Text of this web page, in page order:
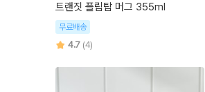
트랜짓 플립탑 머그 355ml
무료배송
4.7 (4)